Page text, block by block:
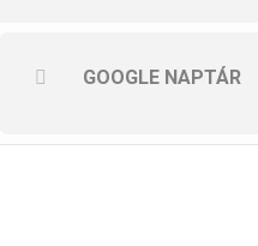
GOOGLE NAPTÁR